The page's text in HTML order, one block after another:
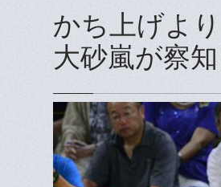
かち上げよ
大砂嵐が察